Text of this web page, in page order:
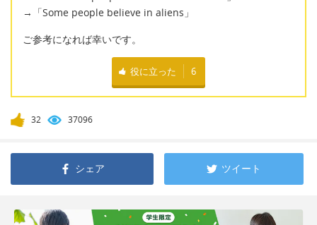
→「Some people believe in aliens」
ご参考になれば幸いです。
役に立った 6
32 37096
シェア ツイート